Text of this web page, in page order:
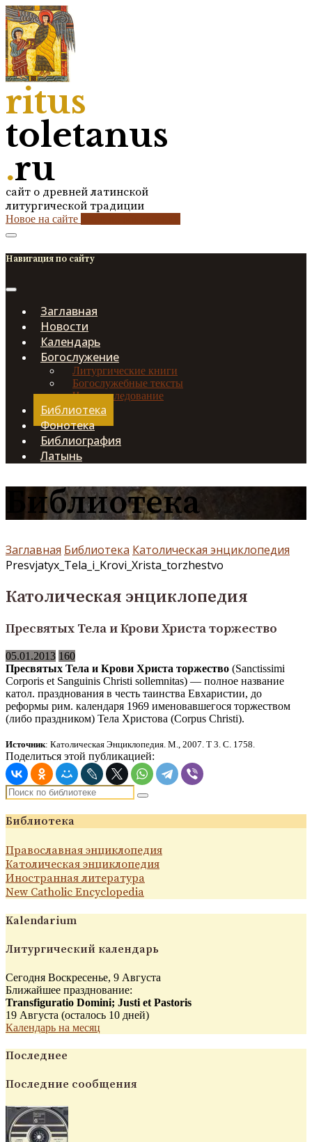
ritus
toletanus
.ru
сайт о древней латинской
литургической традиции
Новое на сайте
Навигация по сайту
Заглавная
Новости
Календарь
Богослужение
Литургические книги
Богослужебные тексты
Чинопоследование
Библиотека
Фонотека
Библиография
Латынь
Библиотека
Заглавная Библиотека Католическая энциклопедия
Presvjatyx_Tela_i_Krovi_Xrista_torzhestvo
Католическая энциклопедия
Пресвятых Тела и Крови Христа торжество
05.01.2013 160
Пресвятых Тела и Крови Христа торжество (Sanctissimi
Corporis et Sanguinis Christi sollemnitas) — полное название
катол. празднования в честь таинства Евхаристии, до
реформы рим. календаря 1969 именовавшегося торжеством
(либо праздником) Тела Христова (Corpus Christi).
Источник: Католическая Энциклопедия. М., 2007. Т 3. С. 1758.
Поделиться этой публикацией:
Библиотека
Православная энциклопедия
Католическая энциклопедия
Иностранная литература
New Catholic Encyclopedia
Kalendarium
Литургический календарь
Сегодня Воскресенье, 9 Августа
Ближайшее празднование:
Transfiguratio Domini; Justi et Pastoris
19 Августа (осталось 10 дней)
Календарь на месяц
Последнее
Последние сообщения